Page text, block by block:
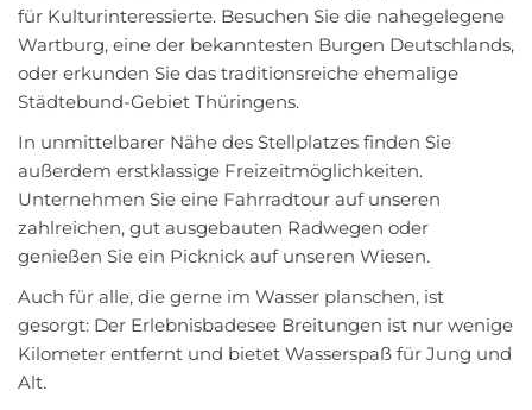
für Kulturinteressierte. Besuchen Sie die nahegelegene
Wartburg, eine der bekanntesten Burgen Deutschlands,
oder erkunden Sie das traditionsreiche ehemalige
Städtebund-Gebiet Thüringens.
In unmittelbarer Nähe des Stellplatzes finden Sie
außerdem erstklassige Freizeitmöglichkeiten.
Unternehmen Sie eine Fahrradtour auf unseren
zahlreichen, gut ausgebauten Radwegen oder
genießen Sie ein Picknick auf unseren Wiesen.
Auch für alle, die gerne im Wasser planschen, ist
gesorgt: Der Erlebnisbadesee Breitungen ist nur wenige
Kilometer entfernt und bietet Wasserspaß für Jung und
Alt.